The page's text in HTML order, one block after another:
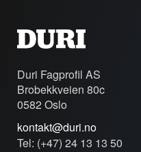
Duri Fagprofil AS
Brobekkveien 80c
0582 Oslo
kontakt@duri.no
Tel: (+47) 24 13 13 50